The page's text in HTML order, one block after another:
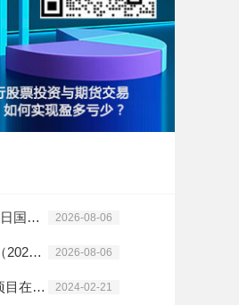
PriceSeek提醒：8月5日国内聚乙烯样本库存环比上涨 2026-08-06
LLDPE商品报价动态（2026-08-06） 2026-08-06
卡塔尔能源合资石化项目在拉斯拉凡投建 2024-02-21